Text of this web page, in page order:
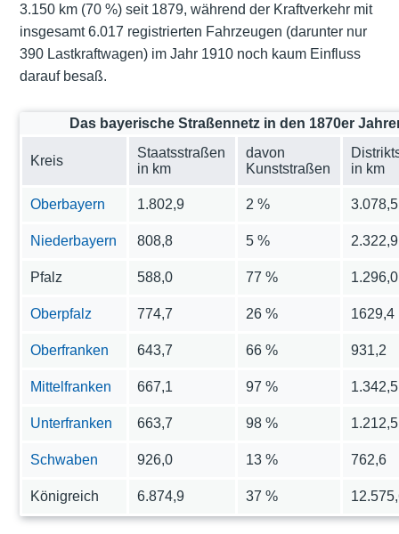
3.150 km (70 %) seit 1879, während der Kraftverkehr mit
insgesamt 6.017 registrierten Fahrzeugen (darunter nur
390 Lastkraftwagen) im Jahr 1910 noch kaum Einfluss
darauf besaß.
Das bayerische Straßennetz in den 1870er
Kreis
Staatsstraßen
in km
davon
Kunststraßen
in km
Oberbayern 1.802,9 2 % 3.078,5
Niederbayern 808,8 5 % 2.322,9
Pfalz 588,0 77 % 1.296,0
Oberpfalz 774,7 26 % 1629,4
Oberfranken 643,7 66 % 931,2
Mittelfranken 667,1 97 % 1.342,5
Unterfranken 663,7 98 % 1.212,5
Schwaben 926,0 13 % 762,6
Königreich 6.874,9 37 %